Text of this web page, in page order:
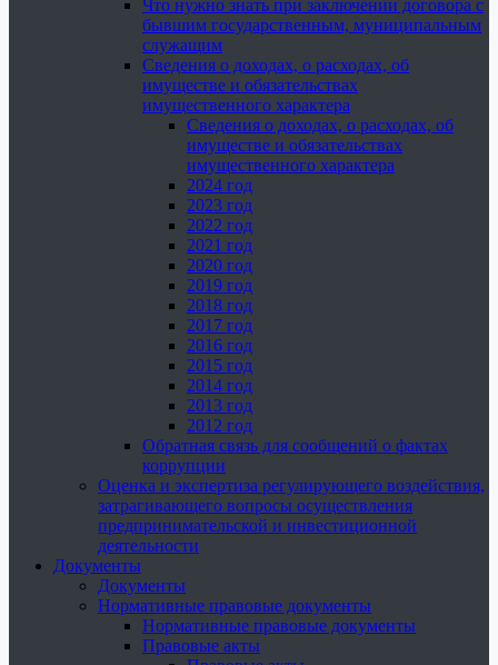
Что нужно знать при заключении договора с
бывшим государственным, муниципальным
служащим
Сведения о доходах, о расходах, об
имуществе и обязательствах
имущественного характера
Сведения о доходах, о расходах, об
имуществе и обязательствах
имущественного характера
2024 год
2023 год
2022 год
2021 год
2020 год
2019 год
2018 год
2017 год
2016 год
2015 год
2014 год
2013 год
2012 год
Обратная связь для сообщений о фактах
коррупции
Оценка и экспертиза регулирующего воздействия,
затрагивающего вопросы осуществления
предпринимательской и инвестиционной
деятельности
Документы
Документы
Нормативные правовые документы
Нормативные правовые документы
Правовые акты